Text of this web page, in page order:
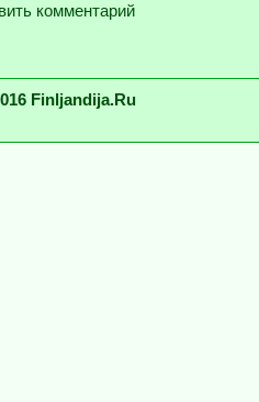
комментарий
Finljandija.Ru